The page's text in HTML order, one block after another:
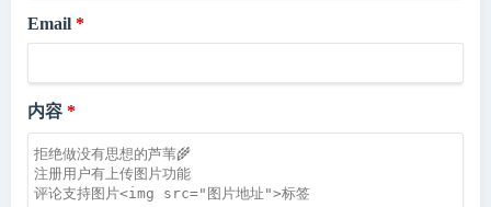
Email
内容